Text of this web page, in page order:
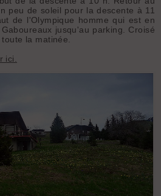
peu de soleil pour la descente à 11
de l'Olympique homme qui est en
jusqu'au parking. Croisé
la matinée.
ici.